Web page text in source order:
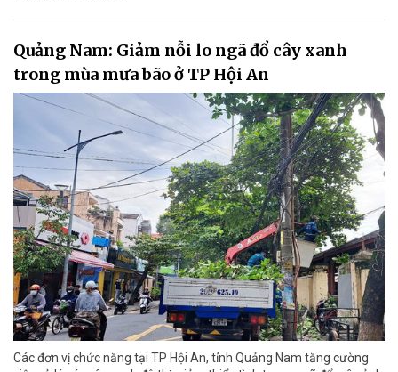
Quảng Nam: Giảm nỗi lo ngã đổ cây xanh
trong mùa mưa bão ở TP Hội An
Các đơn vị chức năng tại TP Hội An, tỉnh Quảng Nam tăng cường